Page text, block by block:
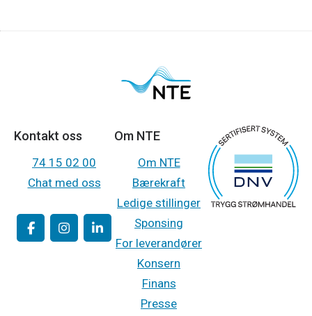
Kontakt oss
74 15 02 00
Chat med oss
Om NTE
Om NTE
Bærekraft
Ledige stillinger
Sponsing
For leverandører
Konsern
Finans
Presse